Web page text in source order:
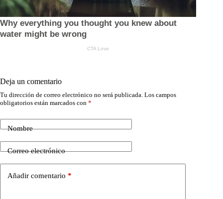
Deja un comentario
Tu dirección de correo electrónico no será publicada. Los campos
obligatorios están marcados con *
Nombre
Correo electrónico
Añadir comentario *